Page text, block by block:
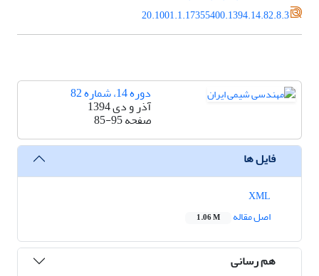
20.1001.1.17355400.1394.14.82.8.3
دوره 14، شماره 82
آذر و دی 1394
صفحه85-95
فایل ها
اصل مقاله
1.06 M
هم رسانی